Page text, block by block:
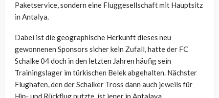
Paketservice, sondern eine Fluggesellschaft mit Hauptsitz
in Antalya.
Dabei ist die geographische Herkunft dieses neu
gewonnenen Sponsors sicher kein Zufall, hatte der FC
Schalke 04 doch in den letzten Jahren häufig sein
Trainingslager im türkischen Belek abgehalten. Nächster
Flughafen, den der Schalker Tross dann auch jeweils für
Hin- und Rückflug nutzte, ist jener in Antalaya.